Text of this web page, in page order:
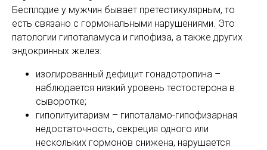
Бесплодие у мужчин бывает претестикулярным, то
есть связано с гормональными нарушениями. Это
патологии гипоталамуса и гипофиза, а также других
эндокринных желез:
изолированный дефицит гонадотропина –
наблюдается низкий уровень тестостерона в
сыворотке;
гипопитуитаризм – гипоталамо-гипофизарная
недостаточность, секреция одного или
нескольких гормонов снижена, нарушается